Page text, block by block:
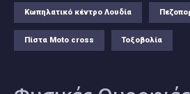
Κωπηλατικό κέντρο Λουδία
Πίστα Moto cross Τοξοβολία